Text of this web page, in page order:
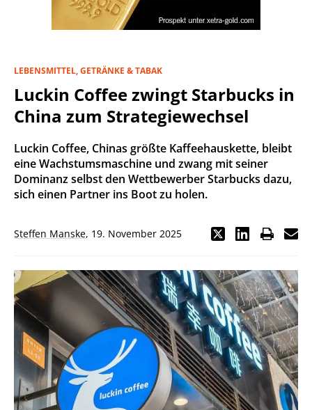
LEBENSMITTEL, GETRÄNKE & TABAK
Luckin Coffee zwingt Starbucks in
China zum Strategiewechsel
Luckin Coffee, Chinas größte Kaffeehauskette, bleibt
eine Wachstumsmaschine und zwang mit seiner
Dominanz selbst den Wettbewerber Starbucks dazu,
sich einen Partner ins Boot zu holen.
Steffen Manske, 19. November 2025